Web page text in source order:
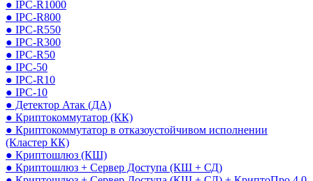
● IPC-R1000
● IPC-R800
● IPC-R550
● IPC-R300
● IPC-R50
● IPC-50
● IPC-R10
● IPC-10
● Детектор Атак (ДА)
● Криптокоммутатор (КК)
● Криптокоммутатор в отказоустойчивом исполнении
(Кластер КК)
● Криптошлюз (КШ)
● Криптошлюз + Сервер Доступа (КШ + СД)